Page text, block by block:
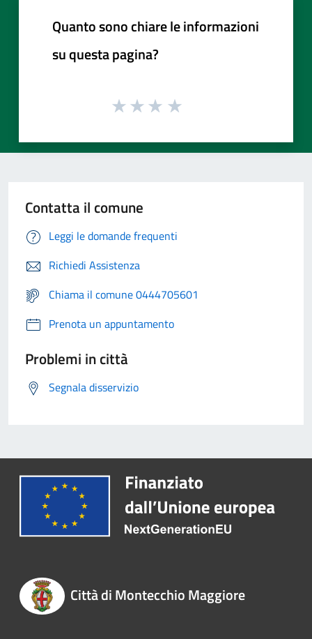
Quanto sono chiare le informazioni
su questa pagina?
Contatta il comune
Leggi le domande frequenti
Richiedi Assistenza
Chiama il comune 0444705601
Prenota un appuntamento
Problemi in città
Segnala disservizio
Città di Montecchio Maggiore